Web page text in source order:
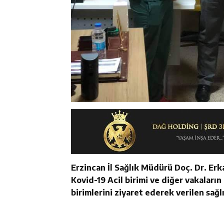
Erzincan İl Sağlık Müdürü Doç. Dr.
Kovid-19 Acil birimi ve diğer
birimlerini ziyaret ederek verilen